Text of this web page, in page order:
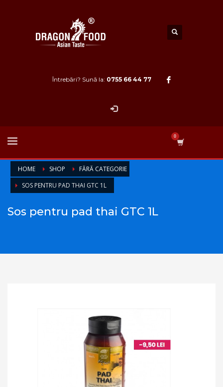
Întrebări? Sună la: 0755 66 44 77
HOME SHOP
FĂRĂ CATEGORIE
SOS PENTRU PAD THAI GTC 1L
Sos pentru pad thai GTC 1L